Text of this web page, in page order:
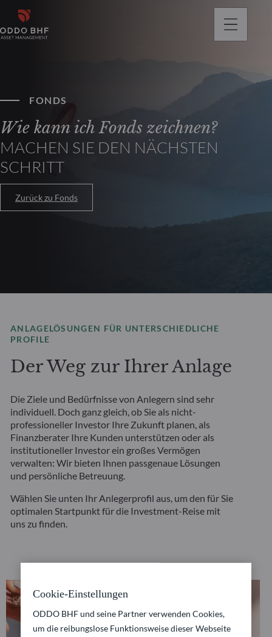
FONDS
Wie kann ich Fonds zeichnen?
MACHEN SIE DEN NÄCHSTEN
SCHRITT
Zurück zu Fonds
ANLAGELÖSUNGEN FÜR UNTERSCHIEDLICHE
PROFILE
Der Weg zur Ihrer Anlage
Die Ziele und Bedürfnisse von Anlegern sind sehr
individuell. Doch ganz gleich, ob Sie als nicht-
professioneller Investor Ihre Zukunft planen, als
Finanzberater Ihre Kunden unterstützen oder als
institutioneller Investor ein großes Vermögen
verwalten: Wir bieten Ihnen passgenaue Lösungen
und persönliche Betreuung.
Wählen Sie unten Ihr Anlegerprofil aus, um den für Sie
optimalen Startpunkt für die Investment-Reise mit
uns zu finden.
Cookie-Einstellungen
ODDO BHF und seine Partner verwenden Cookies,
um die reibungslose Funktionsweise dieser Webseite